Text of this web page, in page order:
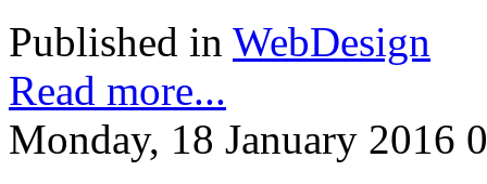
Published in WebDesign
Read more...
Monday, 18 January 2016